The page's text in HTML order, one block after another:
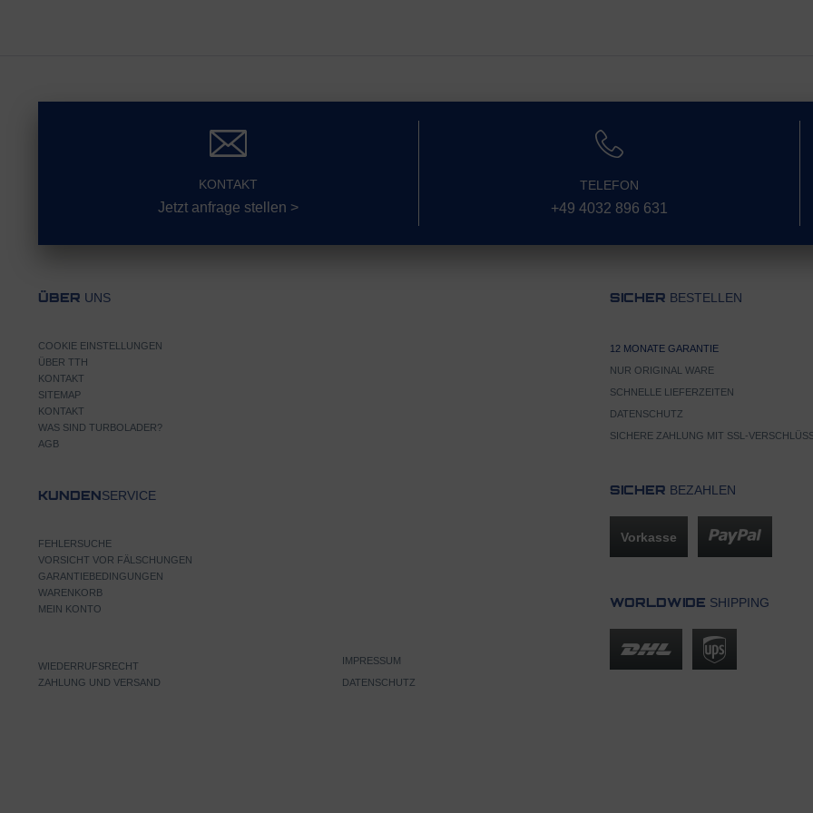
KONTAKT
Jetzt anfrage stellen >
TELEFON
+49 4032 896 631
ÜBER UNS
COOKIE EINSTELLUNGEN
ÜBER TTH
KONTAKT
SITEMAP
KONTAKT
WAS SIND TURBOLADER?
AGB
KUNDENSERVICE
FEHLERSUCHE
VORSICHT VOR FÄLSCHUNGEN
GARANTIEBEDINGUNGEN
WARENKORB
MEIN KONTO
WIEDERRUFSRECHT
ZAHLUNG UND VERSAND
IMPRESSUM
DATENSCHUTZ
SICHER BESTELLEN
12 MONATE GARANTIE
NUR ORIGINAL WARE
SCHNELLE LIEFERZEITEN
DATENSCHUTZ
SICHERE ZAHLUNG MIT SSL-
SICHER BEZAHLEN
Vorkasse
WORLDWIDE SHIPPING